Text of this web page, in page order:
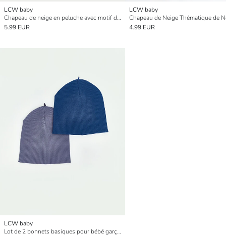
LCW baby
Chapeau de neige en peluche avec motif d'ours pour Garçons
5.99 EUR
LCW baby
4.99 EUR
LCW baby
Lot de 2 bonnets basiques pour bébé garçon,